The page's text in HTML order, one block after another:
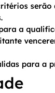
serão
a
para a